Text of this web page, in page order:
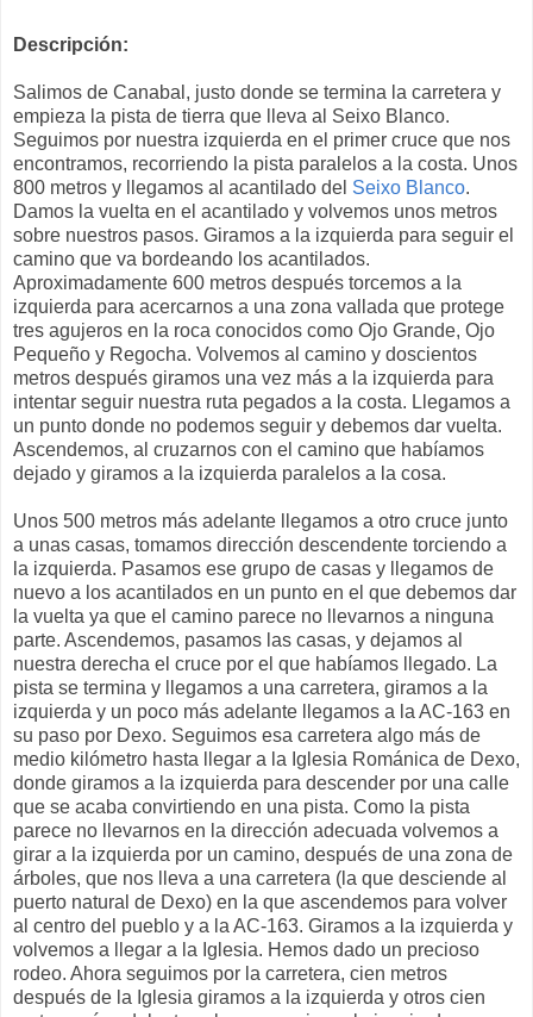
Descripción:
Salimos de Canabal, justo donde se termina la carretera y
empieza la pista de tierra que lleva al Seixo Blanco.
Seguimos por nuestra izquierda en el primer cruce que nos
encontramos, recorriendo la pista paralelos a la costa. Unos
800 metros y llegamos al acantilado del Seixo Blanco.
Damos la vuelta en el acantilado y volvemos unos metros
sobre nuestros pasos. Giramos a la izquierda para seguir el
camino que va bordeando los acantilados.
Aproximadamente 600 metros después torcemos a la
izquierda para acercarnos a una zona vallada que protege
tres agujeros en la roca conocidos como Ojo Grande, Ojo
Pequeño y Regocha. Volvemos al camino y doscientos
metros después giramos una vez más a la izquierda para
intentar seguir nuestra ruta pegados a la costa. Llegamos a
un punto donde no podemos seguir y debemos dar vuelta.
Ascendemos, al cruzarnos con el camino que habíamos
dejado y giramos a la izquierda paralelos a la cosa.
Unos 500 metros más adelante llegamos a otro cruce junto
a unas casas, tomamos dirección descendente torciendo a
la izquierda. Pasamos ese grupo de casas y llegamos de
nuevo a los acantilados en un punto en el que debemos dar
la vuelta ya que el camino parece no llevarnos a ninguna
parte. Ascendemos, pasamos las casas, y dejamos al
nuestra derecha el cruce por el que habíamos llegado. La
pista se termina y llegamos a una carretera, giramos a la
izquierda y un poco más adelante llegamos a la AC-163 en
su paso por Dexo. Seguimos esa carretera algo más de
medio kilómetro hasta llegar a la Iglesia Románica de Dexo,
donde giramos a la izquierda para descender por una calle
que se acaba convirtiendo en una pista. Como la pista
parece no llevarnos en la dirección adecuada volvemos a
girar a la izquierda por un camino, después de una zona de
árboles, que nos lleva a una carretera (la que desciende al
puerto natural de Dexo) en la que ascendemos para volver
al centro del pueblo y a la AC-163. Giramos a la izquierda y
volvemos a llegar a la Iglesia. Hemos dado un precioso
rodeo. Ahora seguimos por la carretera, cien metros
después de la Iglesia giramos a la izquierda y otros cien